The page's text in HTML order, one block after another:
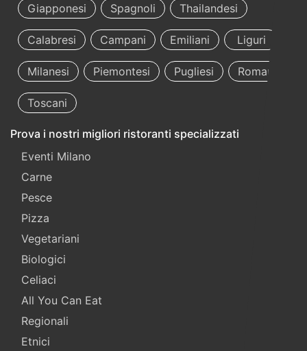
Giapponesi Spagnoli Thailandesi
Calabresi Campani Emiliani Liguri
Milanesi Piemontesi Pugliesi Romani
Toscani
Prova i nostri migliori ristoranti specializzati
Eventi Milano
Carne
Pesce
Pizza
Vegetariani
Biologici
Celiaci
All You Can Eat
Regionali
Etnici